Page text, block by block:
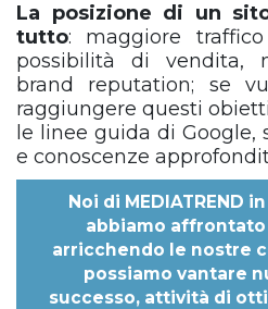
La posizione di un
tutto: maggiore
possibilità di vendita,
brand reputation; se
raggiungere questi
le linee guida di Google,
e conoscenze
Noi di MEDIATREND
abbiamo
arricchendo le nostre
possiamo vantare
successo, attività di